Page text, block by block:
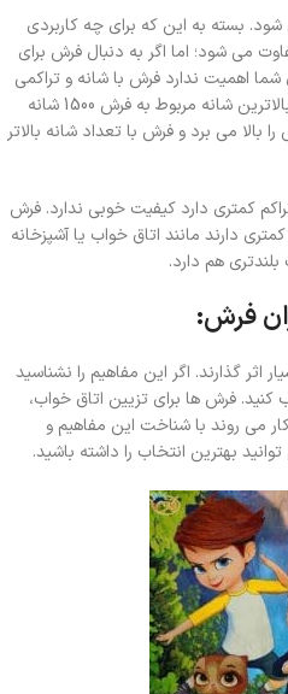
بسته به این که برای چه کاربردی
می شود؛ اما اگر به دنبال فرش برای
شما اهمیت ندارد فرش با شانه و تراکمی
که بالاتر انتخاب کنید. در حال حاضر بالاترین شانه مربوط به فرش 1500 شانه
بالا می برد و فرش با تعداد شانه بالاتر
کمتری دارد کیفیت خوبی ندارد. فرش
تردد کمتری دارند مانند اتاق خواب یا آشپزخانه
هم دارد.
فرش:
گذارند. اگر این مفاهیم را نشناسید
فرش ها برای تزیین اتاق خواب،
می روند با شناخت این مفاهیم و
بهترین انتخاب را داشته باشید.